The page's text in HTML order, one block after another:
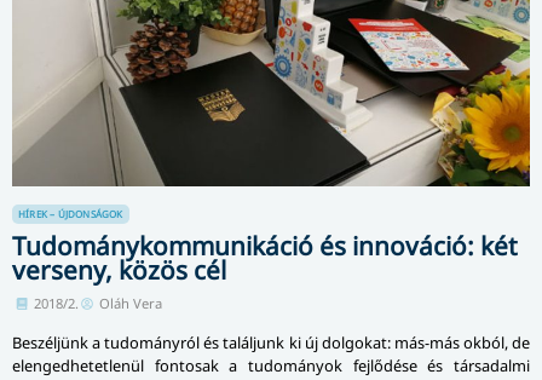
HÍREK – ÚJDONSÁGOK
Tudománykommunikáció és innováció: két
verseny, közös cél
2018/2. Oláh Vera
Beszéljünk a tudományról és találjunk ki új dolgokat: más-más okból, de
elengedhetetlenül fontosak a tudományok fejlődése és társadalmi